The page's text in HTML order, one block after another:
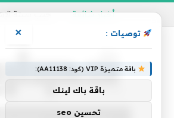
أخبار شائعة
توصيات : ×
باقة متميزة VIP (كود: AA11138):
باقة باك لينك
تحسين seo